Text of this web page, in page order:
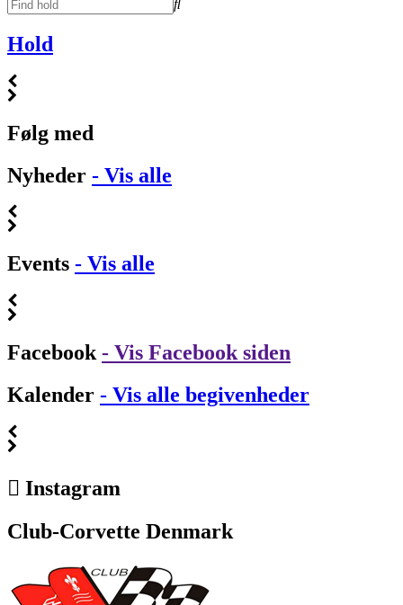
Hold
Følg med
Nyheder - Vis alle
Events - Vis alle
Facebook - Vis Facebook siden
Kalender - Vis alle begivenheder
Instagram
Club-Corvette Denmark